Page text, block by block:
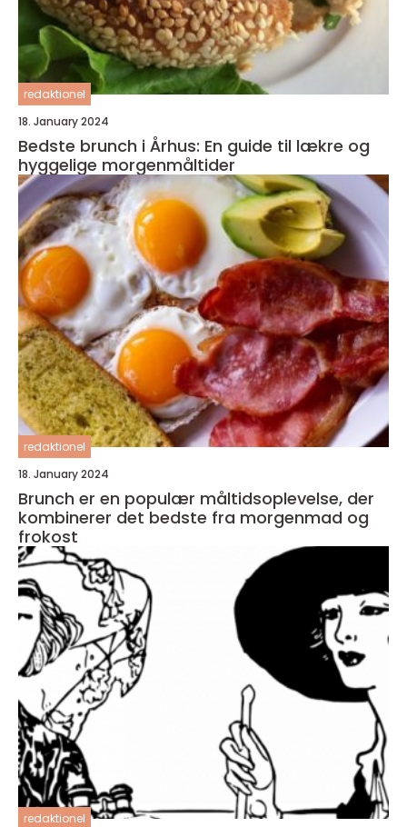
redaktionel
18. January 2024
Bedste brunch i Århus: En guide til lækre og
hyggelige morgenmåltider
redaktionel
18. January 2024
Brunch er en populær måltidsoplevelse, der
kombinerer det bedste fra morgenmad og
frokost
redaktionel